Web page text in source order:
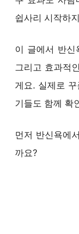
쉽사리 시작하
이 글에서 반신
그리고 효과적
게요. 실제로
기들도 함께 확
먼저 반신욕에
까요?